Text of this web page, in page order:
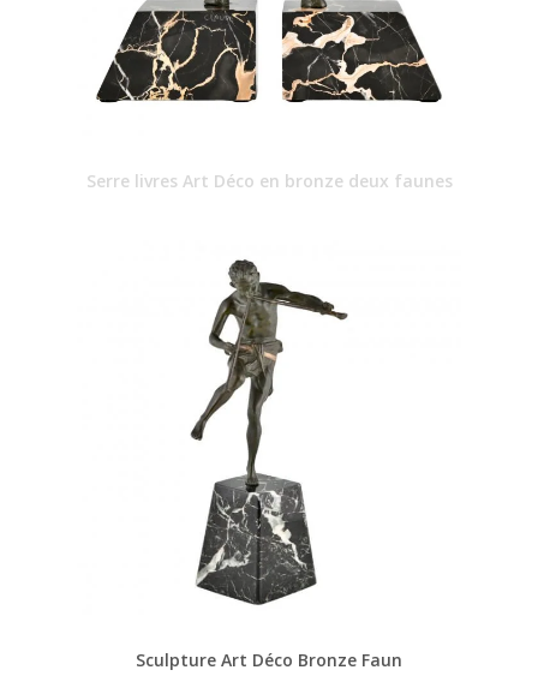
Serre livres Art Déco en bronze deux faunes
Sculpture Art Déco Bronze Faun